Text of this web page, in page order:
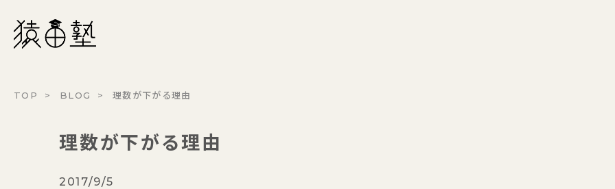
猿田塾
TOP BLOG 理数が下がる理由
理数が下がる理由
2017/9/5